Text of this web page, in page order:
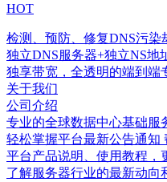
HOT
检测、预防、修复DNS污染
独立DNS服务器+独立NS地
独享带宽，全透明的端到端
关于我们
公司介绍
专业的全球数据中心基础服
轻松掌握平台最新公告通知
平台产品说明、使用教程，
了解服务器行业的最新动向